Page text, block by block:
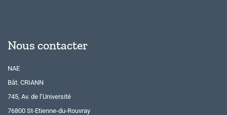
Nous contacter
NAE
Bât. CRIANN
745, Av. de l’Université
76800 St-Etienne-du-Rouvray